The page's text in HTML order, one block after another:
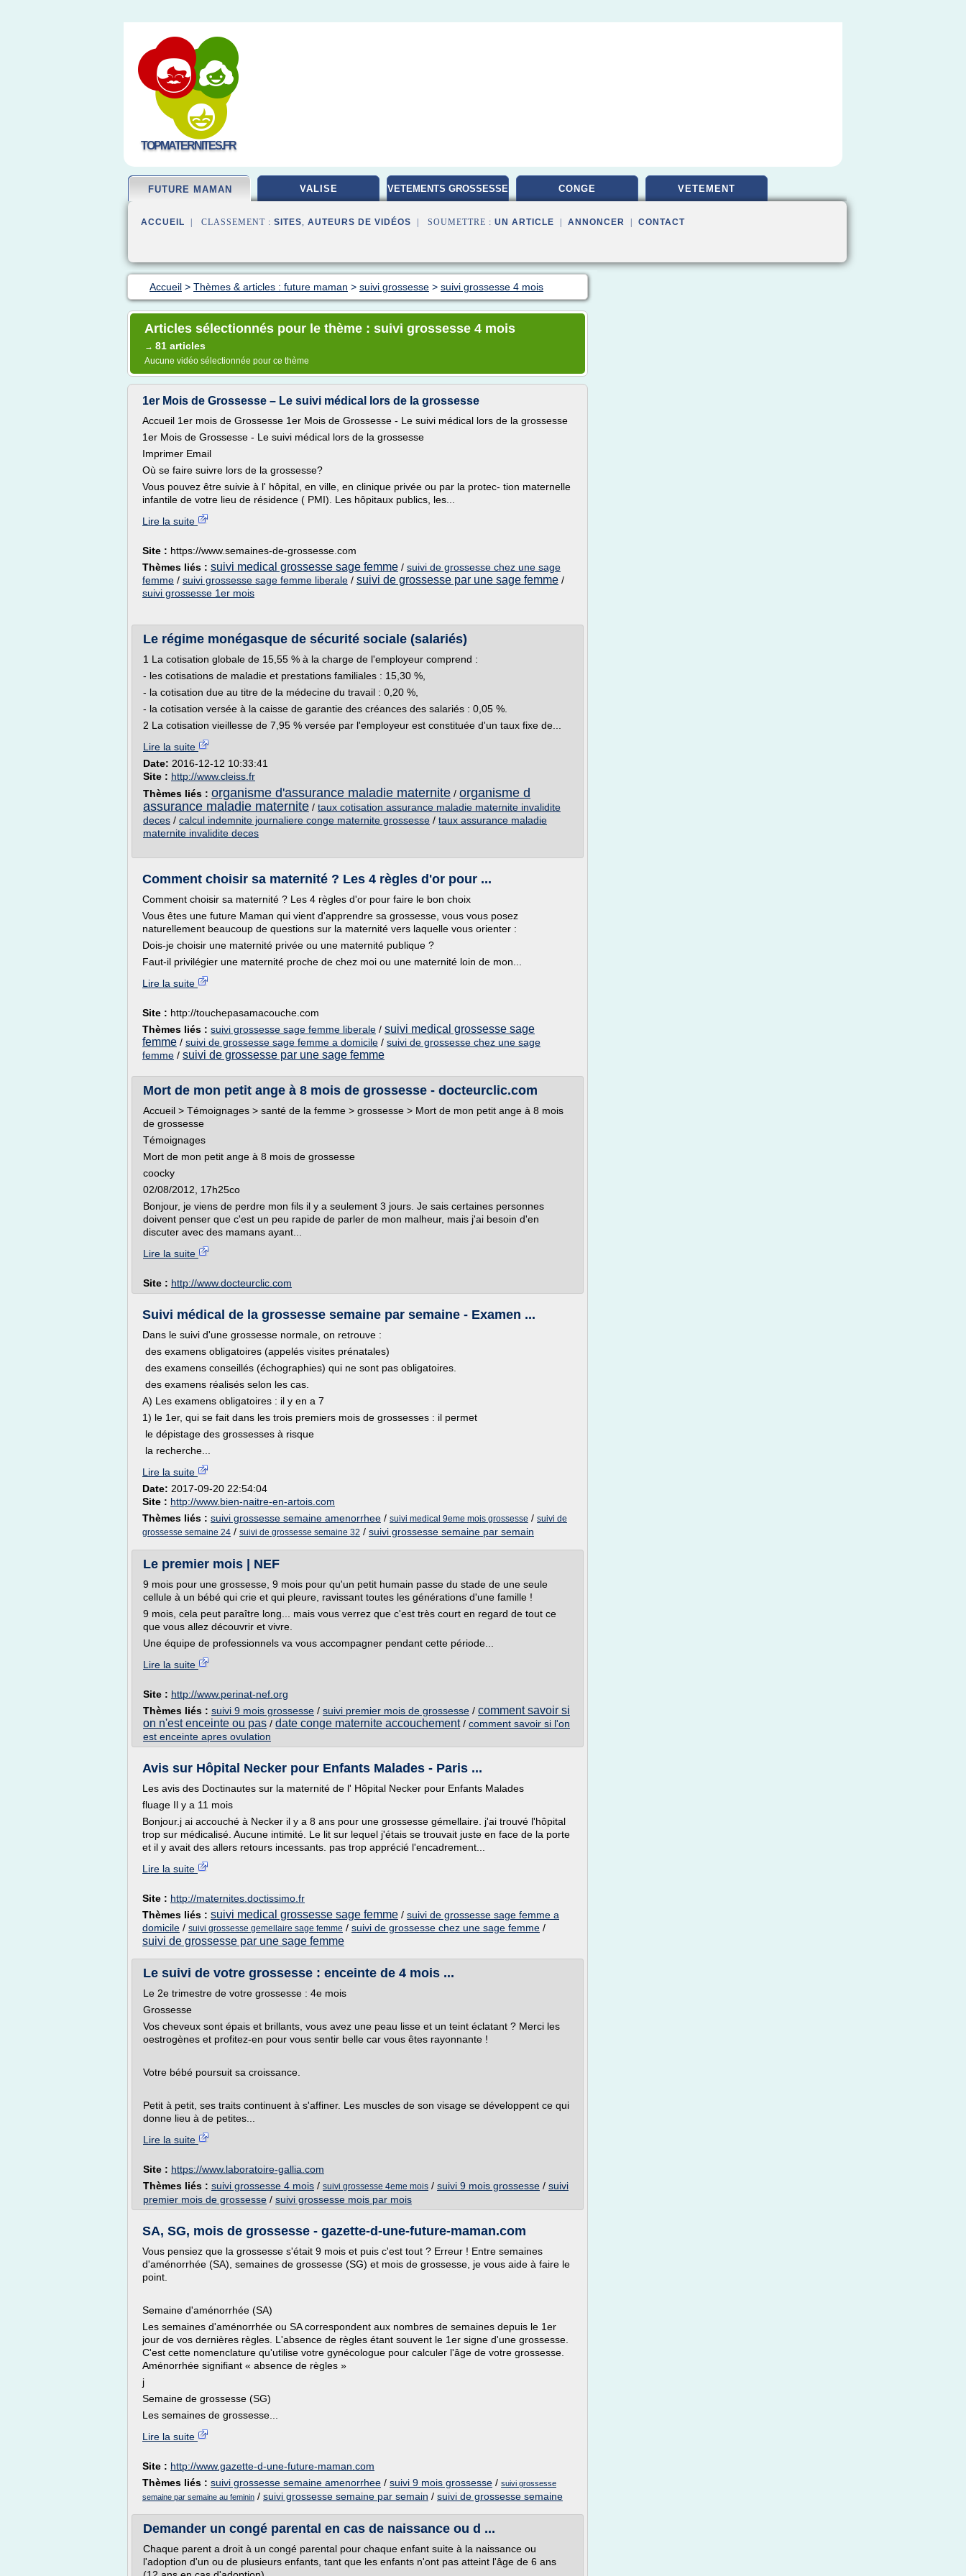
TOPMATERNITES.FR
FUTURE MAMAN VALISE VETEMENTS GROSSESSE CONGE VETEMENT
ACCUEIL | CLASSEMENT : SITES, AUTEURS DE VIDÉOS | SOUMETTRE : UN ARTICLE ANNONCER CONTACT
Accueil > Thèmes & articles : future maman > suivi grossesse > suivi grossesse 4 mois
Articles sélectionnés pour le thème : suivi grossesse 4 mois
→ 81 articles
Aucune vidéo sélectionnée pour ce thème
1er Mois de Grossesse – Le suivi médical lors de la grossesse
Accueil 1er mois de Grossesse 1er Mois de Grossesse - Le suivi médical lors de la grossesse
1er Mois de Grossesse - Le suivi médical lors de la grossesse
Imprimer Email
Où se faire suivre lors de la grossesse?
Vous pouvez être suivie à l' hôpital, en ville, en clinique privée ou par la protec- tion maternelle
infantile de votre lieu de résidence ( PMI). Les hôpitaux publics, les...
Lire la suite
Site : https://www.semaines-de-grossesse.com
Thèmes liés : suivi medical grossesse sage femme / suivi de grossesse chez une sage
femme / suivi grossesse sage femme liberale / suivi de grossesse par une sage femme /
suivi grossesse 1er mois
Le régime monégasque de sécurité sociale (salariés)
1 La cotisation globale de 15,55 % à la charge de l'employeur comprend :
- les cotisations de maladie et prestations familiales : 15,30 %,
- la cotisation due au titre de la médecine du travail : 0,20 %,
- la cotisation versée à la caisse de garantie des créances des salariés : 0,05 %.
2 La cotisation vieillesse de 7,95 % versée par l'employeur est constituée d'un taux fixe de...
Lire la suite
Date: 2016-12-12 10:33:41
Site : http://www.cleiss.fr
Thèmes liés : organisme d'assurance maladie maternite / organisme d
assurance maladie maternite / taux cotisation assurance maladie maternite invalidite
deces / calcul indemnite journaliere conge maternite grossesse / taux assurance maladie
maternite invalidite deces
Comment choisir sa maternité ? Les 4 règles d'or pour ...
Comment choisir sa maternité ? Les 4 règles d'or pour faire le bon choix
Vous êtes une future Maman qui vient d'apprendre sa grossesse, vous vous posez
naturellement beaucoup de questions sur la maternité vers laquelle vous orienter :
Dois-je choisir une maternité privée ou une maternité publique ?
Faut-il privilégier une maternité proche de chez moi ou une maternité loin de mon...
Lire la suite
Site : http://touchepasamacouche.com
Thèmes liés : suivi grossesse sage femme liberale / suivi medical grossesse sage
femme / suivi de grossesse sage femme a domicile / suivi de grossesse chez une sage
femme / suivi de grossesse par une sage femme
Mort de mon petit ange à 8 mois de grossesse - docteurclic.com
Accueil > Témoignages > santé de la femme > grossesse > Mort de mon petit ange à 8 mois
de grossesse
Témoignages
Mort de mon petit ange à 8 mois de grossesse
coocky
02/08/2012, 17h25co
Bonjour, je viens de perdre mon fils il y a seulement 3 jours. Je sais certaines personnes
doivent penser que c'est un peu rapide de parler de mon malheur, mais j'ai besoin d'en
discuter avec des mamans ayant...
Lire la suite
Site : http://www.docteurclic.com
Suivi médical de la grossesse semaine par semaine - Examen ...
Dans le suivi d'une grossesse normale, on retrouve :
des examens obligatoires (appelés visites prénatales)
des examens conseillés (échographies) qui ne sont pas obligatoires.
des examens réalisés selon les cas.
A) Les examens obligatoires : il y en a 7
1) le 1er, qui se fait dans les trois premiers mois de grossesses : il permet
le dépistage des grossesses à risque
la recherche...
Lire la suite
Date: 2017-09-20 22:54:04
Site : http://www.bien-naitre-en-artois.com
Thèmes liés : suivi grossesse semaine amenorrhee / suivi medical 9eme mois grossesse / suivi de
grossesse semaine 24 / suivi de grossesse semaine 32 / suivi grossesse semaine par semain
Le premier mois | NEF
9 mois pour une grossesse, 9 mois pour qu'un petit humain passe du stade de une seule
cellule à un bébé qui crie et qui pleure, ravissant toutes les générations d'une famille !
9 mois, cela peut paraître long... mais vous verrez que c'est très court en regard de tout ce
que vous allez découvrir et vivre.
Une équipe de professionnels va vous accompagner pendant cette période...
Lire la suite
Site : http://www.perinat-nef.org
Thèmes liés : suivi 9 mois grossesse / suivi premier mois de grossesse / comment savoir si
on n'est enceinte ou pas / date conge maternite accouchement/ comment savoir si l'on
est enceinte apres ovulation
Avis sur Hôpital Necker pour Enfants Malades - Paris ...
Les avis des Doctinautes sur la maternité de l' Hôpital Necker pour Enfants Malades
fluage Il y a 11 mois
Bonjour.j ai accouché à Necker il y a 8 ans pour une grossesse gémellaire. j'ai trouvé l'hôpital
trop sur médicalisé. Aucune intimité. Le lit sur lequel j'étais se trouvait juste en face de la porte
et il y avait des allers retours incessants. pas trop apprécié l'encadrement...
Lire la suite
Site : http://maternites.doctissimo.fr
Thèmes liés : suivi medical grossesse sage femme / suivi de grossesse sage femme a
domicile / suivi grossesse gemellaire sage femme / suivi de grossesse chez une sage femme /
suivi de grossesse par une sage femme
Le suivi de votre grossesse : enceinte de 4 mois ...
Le 2e trimestre de votre grossesse : 4e mois
Grossesse
Vos cheveux sont épais et brillants, vous avez une peau lisse et un teint éclatant ? Merci les
oestrogènes et profitez-en pour vous sentir belle car vous êtes rayonnante !
Votre bébé poursuit sa croissance.
Petit à petit, ses traits continuent à s'affiner. Les muscles de son visage se développent ce qui
donne lieu à de petites...
Lire la suite
Site : https://www.laboratoire-gallia.com
Thèmes liés : suivi grossesse 4 mois / suivi grossesse 4eme mois / suivi 9 mois grossesse / suivi
premier mois de grossesse / suivi grossesse mois par mois
SA, SG, mois de grossesse - gazette-d-une-future-maman.com
Vous pensiez que la grossesse s'était 9 mois et puis c'est tout ? Erreur ! Entre semaines
d'aménorrhée (SA), semaines de grossesse (SG) et mois de grossesse, je vous aide à faire le
point.
Semaine d'aménorrhée (SA)
Les semaines d'aménorrhée ou SA correspondent aux nombres de semaines depuis le 1er
jour de vos dernières règles. L'absence de règles étant souvent le 1er signe d'une grossesse.
C'est cette nomenclature qu'utilise votre gynécologue pour calculer l'âge de votre grossesse.
Aménorrhée signifiant « absence de règles »
j
Semaine de grossesse (SG)
Les semaines de grossesse...
Lire la suite
Site : http://www.gazette-d-une-future-maman.com
Thèmes liés : suivi grossesse semaine amenorrhee / suivi 9 mois grossesse / suivi grossesse
semaine par semaine au feminin / suivi grossesse semaine par semain / suivi de grossesse semaine
Demander un congé parental en cas de naissance ou d ...
Chaque parent a droit à un congé parental pour chaque enfant suite à la naissance ou
l'adoption d'un ou de plusieurs enfants, tant que les enfants n'ont pas atteint l'âge de 6 ans